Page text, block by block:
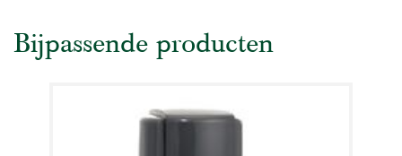
Bijpassende producten